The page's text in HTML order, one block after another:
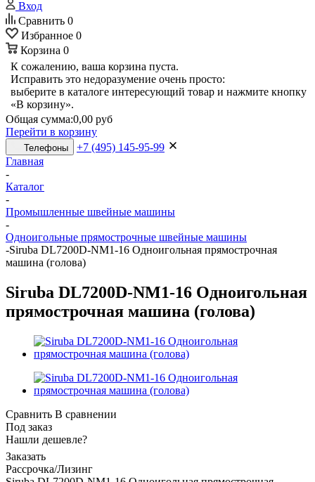
Вход
Сравнить 0
Избранное 0
Корзина 0
К сожалению, ваша корзина пуста.
Исправить это недоразумение очень просто:
выберите в каталоге интересующий товар и нажмите кнопку
«В корзину».
Общая сумма:0,00 руб
Перейти в корзину
Телефоны
+7 (495) 145-95-99
Главная
-
Каталог
-
Промышленные швейные машины
-
Одноигольные прямострочные швейные машины
-Siruba DL7200D-NM1-16 Одноигольная прямострочная
машина (голова)
Siruba DL7200D-NM1-16 Одноигольная
прямострочная машина (голова)
Сравнить В сравнении
Под заказ
Нашли дешевле?
Заказать
Рассрочка/Лизинг